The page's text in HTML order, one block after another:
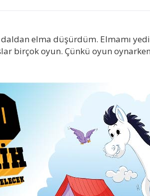
elma düşürdüm. Elmamı
birçok oyun. Çünkü oyun